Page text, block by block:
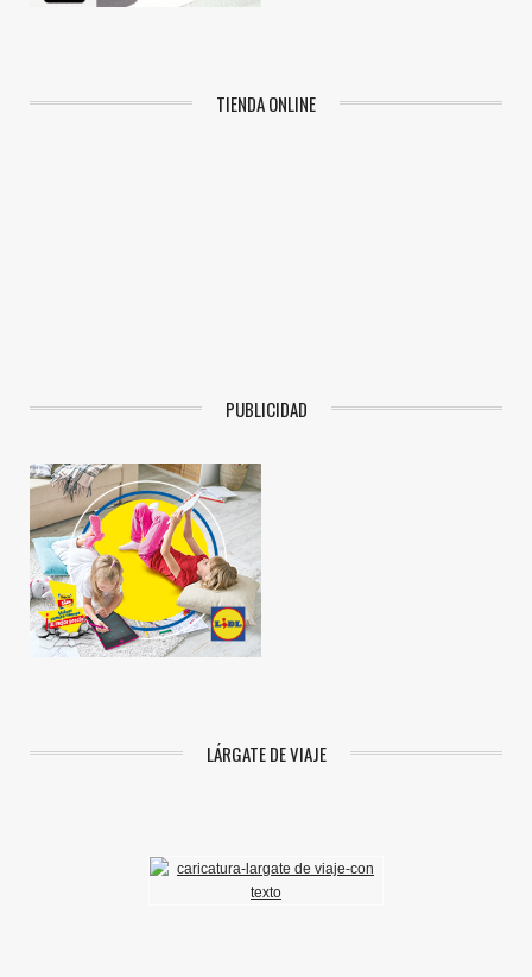
TIENDA ONLINE
PUBLICIDAD
LÁRGATE DE VIAJE